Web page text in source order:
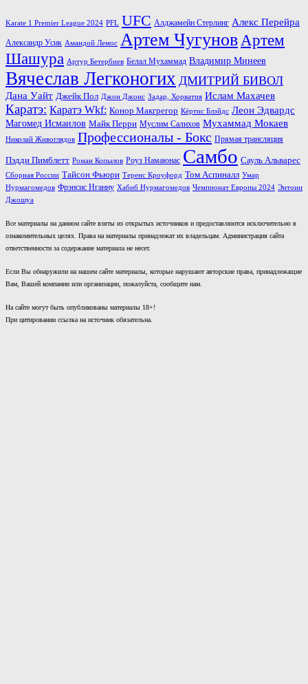
Karate 1 Premier League 2024 PFL UFC Алджамейн Стерлинг Алекс Перейра
Александр Усик Амандой Лемос Артем ЧугуновАртем
Шашура Артур Бетербиев Белал Мухаммад Владимир Минеев
Вячеслав Легконогих ДМИТРИЙ БИВОЛ
Дана Уайт Джейк Пол Джон Джонс Задар, Хорватия Ислам Махачев
Каратэ: Каратэ Wkf: Конор Макгрегор Кёртис Блэйдс Леон Эдвардс
Магомед Исмаилов Майк Перри Муслим Салихов Мухаммад Мокаев
Николай Живоглядов Профессионалы - Бокс Прямая трансляция
Пэдди Пимблетт Роман Копылов Роуз Намаюнас Самбо Сауль Альварес
Сборная России Тайсон Фьюри Теренс Кроуфорд Том Аспиналл Умар
Нурмагомедов Фрэнсис Нганну Хабиб Нурмагомедов Чемпионат Европы 2024 Энтони
Джошуа
Все материалы на данном сайте взяты из открытых источников и предоставляются исключительно в
ознакомительных целях. Права на материалы принадлежат их владельцам. Администрация сайта
ответственности за содержание материала не несет.
Если Вы обнаружили на нашем сайте материалы, которые нарушают авторские права, принадлежащие
Вам, Вашей компании или организации, пожалуйста, сообщите нам.
На сайте могут быть опубликованы материалы 18+!
При цитировании ссылка на источник обязательна.